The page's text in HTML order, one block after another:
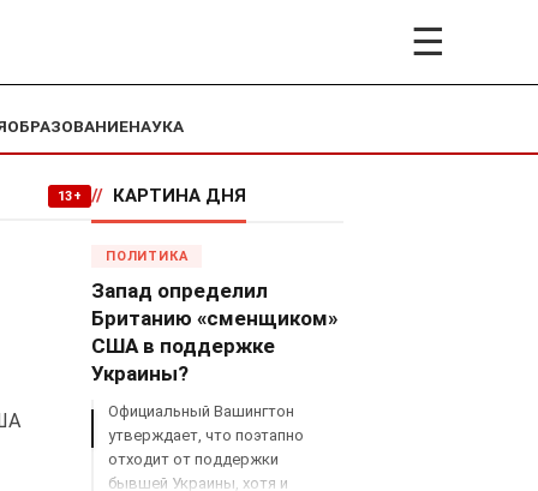
☰
ОБРАЗОВАНИЕНАУКА
13+ // КАРТИНА ДНЯ
ПОЛИТИКА
Запад определил
Британию «сменщиком»
США в поддержке
Украины?
Официальный Вашингтон
утверждает, что поэтапно
отходит от поддержки
бывшей Украины, хотя и